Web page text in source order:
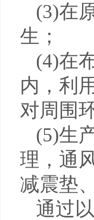
(3)在
生；
(4)在
内，利
对周围
(5)生
理，通
减震垫
通过